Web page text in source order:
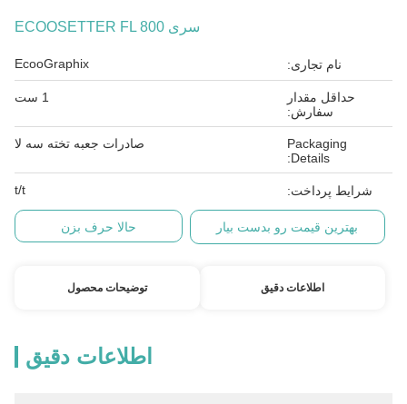
سری ECOOSETTER FL 800
نام تجاری: EcooGraphix
حداقل مقدار
سفارش:
1 ست
Packaging
Details:
صادرات جعبه تخته سه لا
شرایط پرداخت: t/t
بهترین قیمت رو بدست بیار حالا حرف بزن
اطلاعات دقیق توضیحات محصول
اطلاعات دقیق